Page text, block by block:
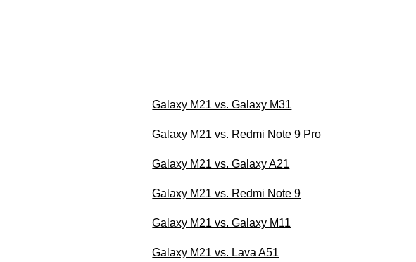
Galaxy M21 vs. Galaxy M31
Galaxy M21 vs. Redmi Note 9 Pro
Galaxy M21 vs. Galaxy A21
Galaxy M21 vs. Redmi Note 9
Galaxy M21 vs. Galaxy M11
Galaxy M21 vs. Lava A51